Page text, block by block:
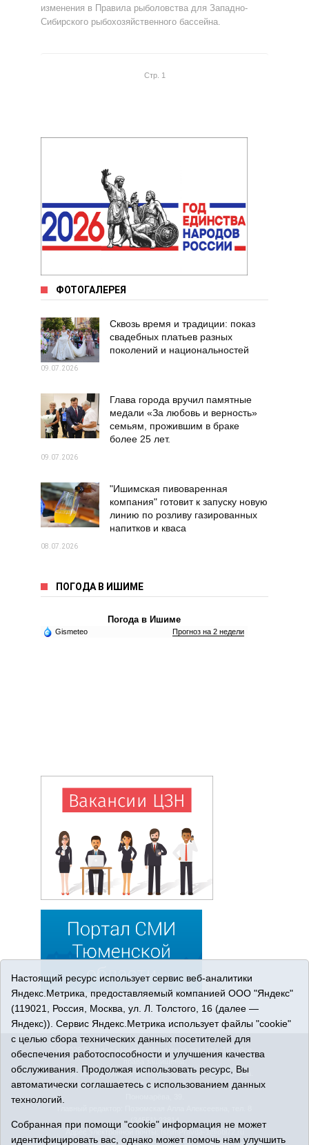
изменения в Правила рыболовства для Западно-
Сибирского рыбохозяйственного бассейна.
Стр. 1
ФОТОГАЛЕРЕЯ
Сквозь время и традиции: показ
свадебных платьев разных
поколений и национальностей
09.07.2026
Глава города вручил памятные
медали «За любовь и верность»
семьям, прожившим в браке
более 25 лет.
09.07.2026
"Ишимская пивоваренная
компания" готовит к запуску новую
линию по розливу газированных
напитков и кваса
08.07.2026
ПОГОДА В ИШИМЕ
Погода в Ишиме
Gismeteo Прогноз на 2 недели
© 2026 Сетевое издание «Ишимская правда». 16+. Все
права защищены.
© При использовании материалов ссылка обязательна.
Адрес редакции: 627750 Тюменская область, г. Ишим, ул.
(34551) 23814
Адрес электронной почты:
IshimPravda-1@obl72.ru
Настоящий ресурс использует сервис веб-аналитики
Яндекс.Метрика, предоставляемый компанией ООО "Яндекс"
(119021, Россия, Москва, ул. Л. Толстого, 16 (далее —
Яндекс)). Сервис Яндекс.Метрика использует файлы "cookie"
с целью сбора технических данных посетителей для
обеспечения работоспособности и улучшения качества
обслуживания. Продолжая использовать ресурс, Вы
автоматически соглашаетесь с использованием данных
технологий.
Собранная при помощи "cookie" информация не может
идентифицировать вас, однако может помочь нам улучшить